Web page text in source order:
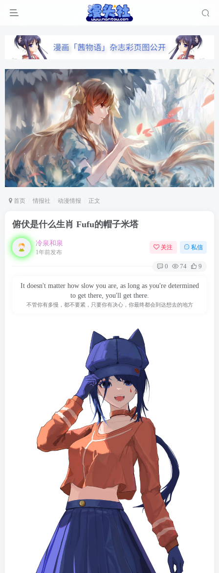
首页 情报社 动漫情报 正文
俯伏是什么生肖 Fufu的帽子米塔
冷泉和泉
1年前发布
关注 私信
0 74 9
It doesn't matter how slow you are, as long as you're determined
to get there, you'll get there.
不管你有多慢，都不要紧，只要你有决心，你最终都会到达想去的地方